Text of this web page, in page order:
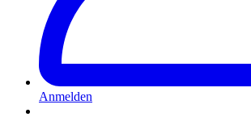
Anmelden